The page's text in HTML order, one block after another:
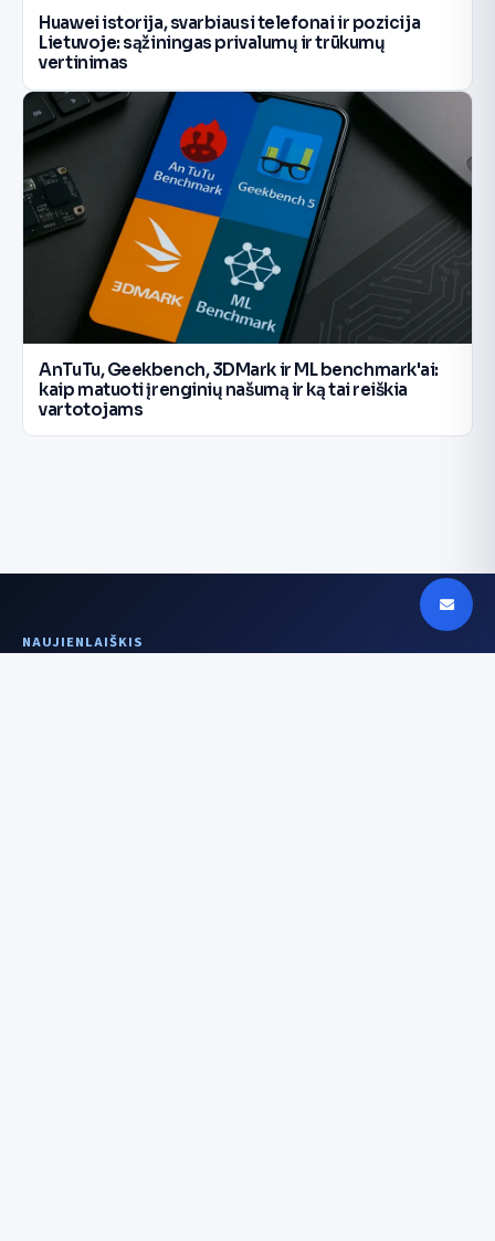
Huawei istorija, svarbiausi telefonai ir pozicija
Lietuvoje: sąžiningas privalumų ir trūkumų
vertinimas
AnTuTu, Geekbench, 3DMark ir ML benchmark'ai:
kaip matuoti įrenginių našumą ir ką tai reiškia
vartotojams
NAUJIENLAIŠKIS